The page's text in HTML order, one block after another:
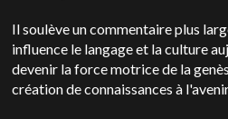
Il soulève un commentaire plus
influence le langage et la culture
devenir la force motrice de la
création de connaissances à